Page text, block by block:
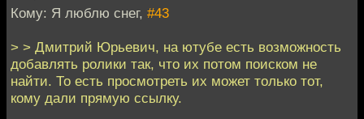
Кому: Я люблю снег, #43
> > Дмитрий Юрьевич, на ютубе есть возможность
добавлять ролики так, что их потом поиском не
найти. То есть просмотреть их может только тот,
кому дали прямую ссылку.